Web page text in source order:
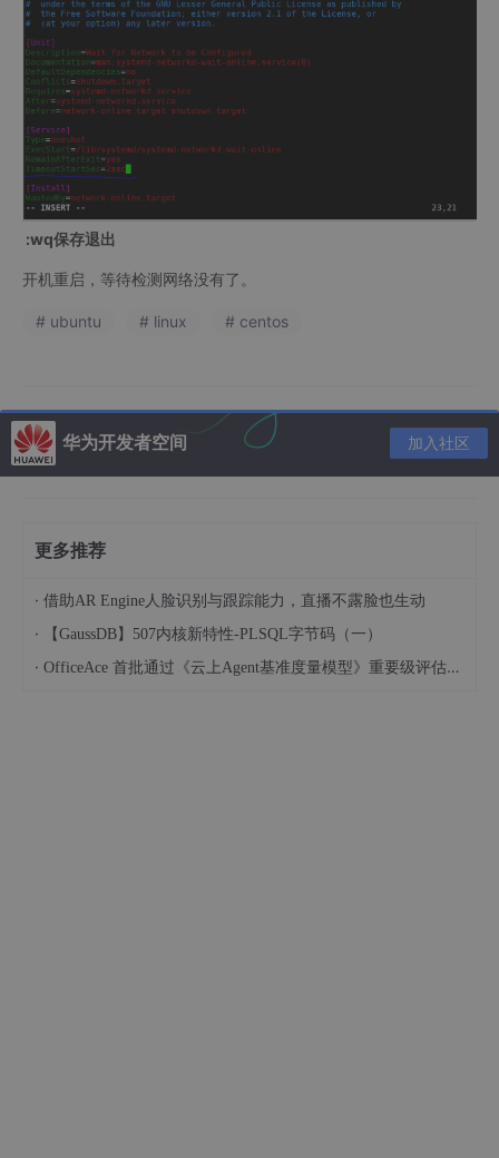
:wq保存退出
开机重启，等待检测网络没有了。
# ubuntu # linux # centos
华为开发者空间 加入社区
更多推荐
· 借助AR Engine人脸识别与跟踪能力，直播不露脸也生动
· 【GaussDB】507内核新特性-PLSQL字节码（一）
· OfficeAce 首批通过《云上Agent基准度量模型》重要级评估，定义智能体可信新标杆